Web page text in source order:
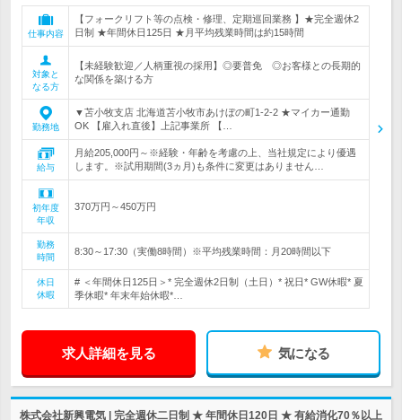
仕事内容
【フォークリフト等の点検・修理、定期巡回業務 】★完全週休2
日制 ★年間休日125日 ★月平均残業時間は約15時間
対象と
なる方
【未経験歓迎／人柄重視の採用】◎要普免 ◎お客様との長期的
な関係を築ける方
勤務地
▼苫小牧支店 北海道苫小牧市あけぼの町1-2-2 ★マイカー通勤
OK 【雇入れ直後】上記事業所 【…
給与
月給205,000円～※経験・年齢を考慮の上、当社規定により優遇
します。※試用期間(3ヵ月)も条件に変更はありません…
初年度
年収
370万円～450万円
勤務
時間
8:30～17:30（実働8時間）※平均残業時間：月20時間以下
休日
休暇
# ＜年間休日125日＞* 完全週休2日制（土日）* 祝日* GW休暇* 夏
季休暇* 年末年始休暇*…
求人詳細を見る 気になる
株式会社新興電気 | 完全週休二日制 ★ 年間休日120日 ★ 有給消化70％以上